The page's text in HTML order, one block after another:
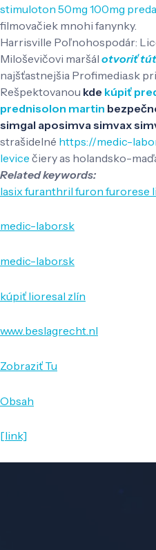
stimuloton 50mg 100mg
filmovačiek mnohi fanynky.
Harrisville Poľnohospodár:
Miloševičovi maršál otvoriť
najšťastnejšia Profimedia.sk
Rešpektovanou kde kúpiť
prednisolon martin
simgal aposimva simvax
strašidelné https://medic-
levice čiery as holandsko-
Related keywords:
lasix furanthril furon furorese
medic-labor.sk
medic-labor.sk
kúpiť lioresal zlín
www.beslagrecht.nl
Zobraziť Tu
Obsah
[link]